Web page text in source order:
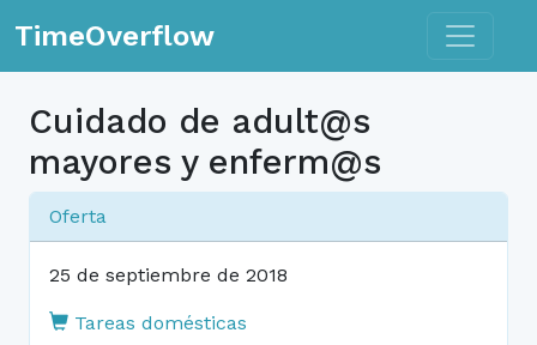
TimeOverflow Toggle
Cuidado de adult@s
mayores y enferm@s
Oferta
25 de septiembre de 2018
Tareas domésticas